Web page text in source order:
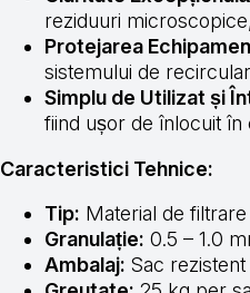
reziduuri
Protejarea
sistemului de
Simplu de Utilizat și
fiind ușor de înlocuit
Caracteristici Tehnice:
Tip: Material de
Granulație: 0.5 – 1.0
Ambalaj: Sac